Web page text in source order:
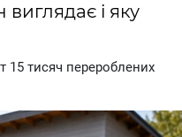
і яку
15 тиcяч пepepoблeниx